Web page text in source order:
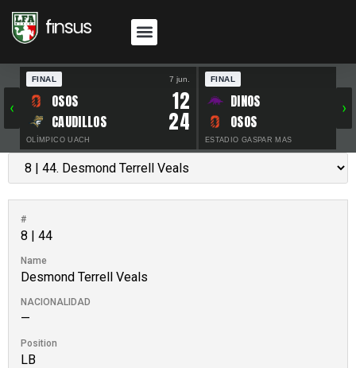
‹
FINAL 7 jun.
OSOS 12
CAUDILLOS 24
OLÍMPICO UACH
FINAL
DINOS
OSOS
ESTADIO GASPAR MAS
›
#
8 | 44
Name
Desmond Terrell Veals
NACIONALIDAD
—
Position
LB